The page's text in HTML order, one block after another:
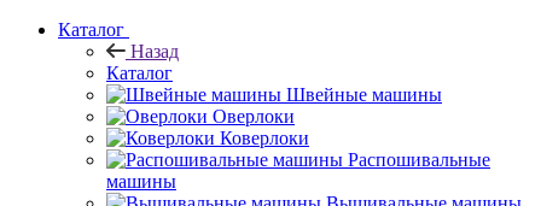
Каталог
Назад
Каталог
Швейные машины
Оверлоки
Коверлоки
Распошивальные
машины